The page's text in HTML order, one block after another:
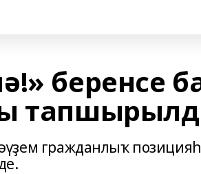
беренсе
гражданлыҡ